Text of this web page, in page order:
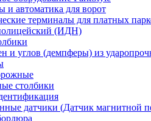
и автоматика для ворот
терминалы для платных
(ИДН)
и углов (демпферы) из
столбики
датчики (Датчик магнитной